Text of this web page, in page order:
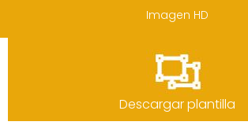
Imagen HD
Descargar plantilla